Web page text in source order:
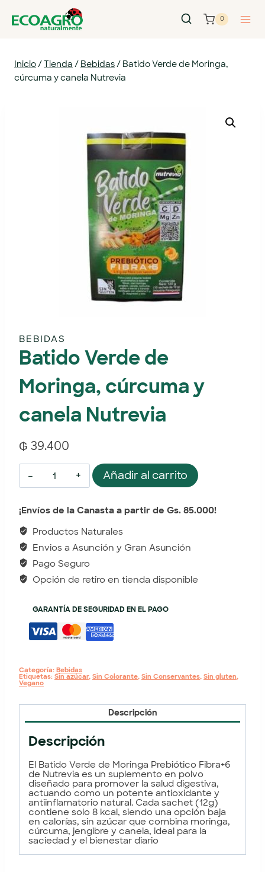
0
Inicio/Tienda / Bebidas/ Batido Verde de Moringa,
cúrcuma y canela Nutrevia
BEBIDAS
Batido Verde de
Moringa, cúrcuma y
canela Nutrevia
₲ 39.400
Añadir al carrito
¡Envíos de la Canasta a partir de Gs. 85.000!
Productos Naturales
Envios a Asunción y Gran Asunción
Pago Seguro
Opción de retiro en tienda disponible
GARANTÍA DE SEGURIDAD EN EL PAGO
Categoría: Bebidas
Etiquetas: Sin azúcar, Sin Colorante, Sin Conservantes, Sin gluten,
Vegano
Descripción
Descripción
El Batido Verde de Moringa Prebiótico Fibra+6
de Nutrevia es un suplemento en polvo
diseñado para promover la salud digestiva,
actuando como un potente antioxidante y
antiinflamatorio natural. Cada sachet (12g)
contiene solo 8 kcal, siendo una opción baja
en calorías, sin azúcar que combina moringa,
cúrcuma, jengibre y canela, ideal para la
saciedad y el bienestar diario